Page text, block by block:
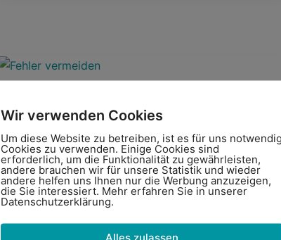
Belastung gesund bleiben
Felix Wiesner/01/10/2020
Gesundheitsrisiken entstehen, wenn Manager
sich in scheinbar auswegslosen Situationen
Wir verwenden Cookies
Um diese Website zu betreiben, ist es für uns notwendig
Cookies zu verwenden. Einige Cookies sind
erforderlich, um die Funktionalität zu gewährleisten,
andere brauchen wir für unsere Statistik und wieder
andere helfen uns Ihnen nur die Werbung anzuzeigen,
die Sie interessiert. Mehr erfahren Sie in unserer
Datenschutzerklärung.
Alles zulassen